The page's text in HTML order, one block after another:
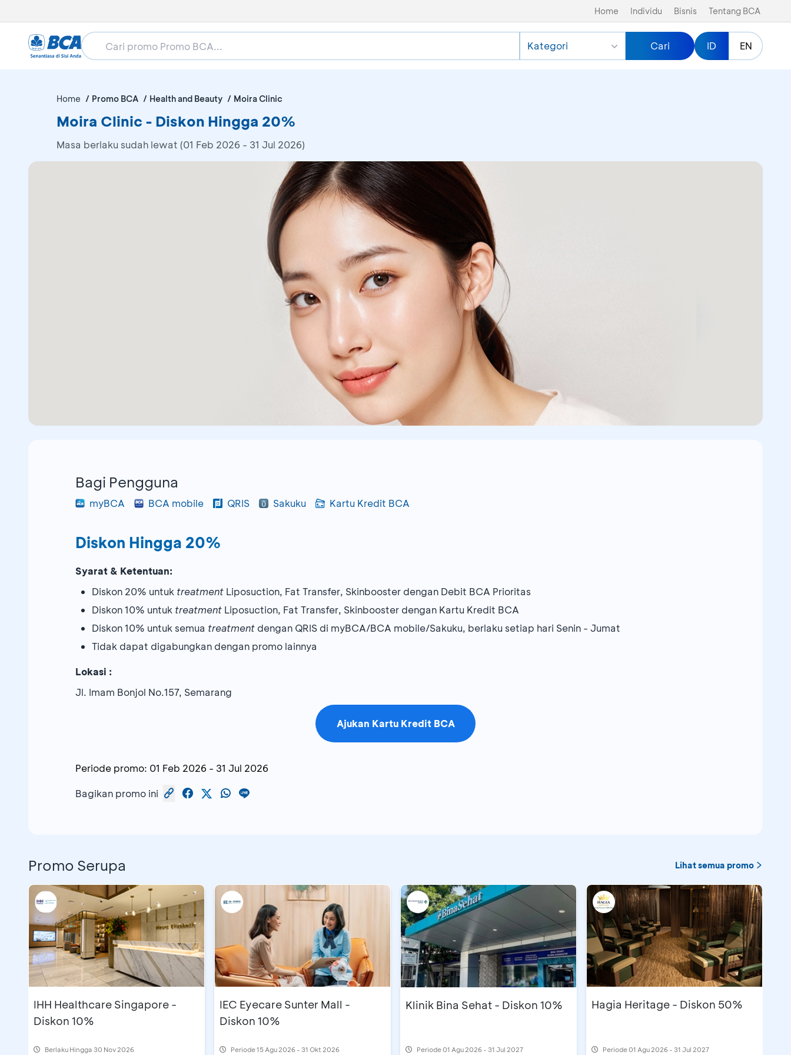
Home Individu Bisnis Tentang BCA
Kategori Cari ID EN
Home Promo BCA Health and Beauty Moira Clinic
Moira Clinic - Diskon Hingga 20%
Masa berlaku sudah lewat (01 Feb 2026 - 31 Jul 2026)
Bagi Pengguna
myBCA BCA mobile QRIS Sakuku Kartu Kredit BCA
Diskon Hingga 20%
Syarat & Ketentuan:
Diskon 20% untuk treatment Liposuction, Fat Transfer, Skinbooster dengan Debit BCA Prioritas
Diskon 10% untuk treatment Liposuction, Fat Transfer, Skinbooster dengan Kartu Kredit BCA
Diskon 10% untuk semua treatment dengan QRIS di myBCA/BCA mobile/Sakuku, berlaku setiap hari Senin - Jumat
Tidak dapat digabungkan dengan promo lainnya
Lokasi :
Jl. Imam Bonjol No.157, Semarang
Ajukan Kartu Kredit BCA
Periode promo: 01 Feb 2026 - 31 Jul 2026
Bagikan promo ini
Promo Serupa Lihat semua promo
IHH Healthcare Singapore -
Diskon 10%
Berlaku Hingga 30 Nov 2026
IEC Eyecare Sunter Mall -
Diskon 10%
Periode15 Agu 2026 - 31 Okt 2026
Klinik Bina Sehat - Diskon 10%
Periode01 Agu 2026 - 31 Jul 2027
Hagia Heritage - Diskon 50%
Periode01 Agu 2026 - 31 Jul 2027